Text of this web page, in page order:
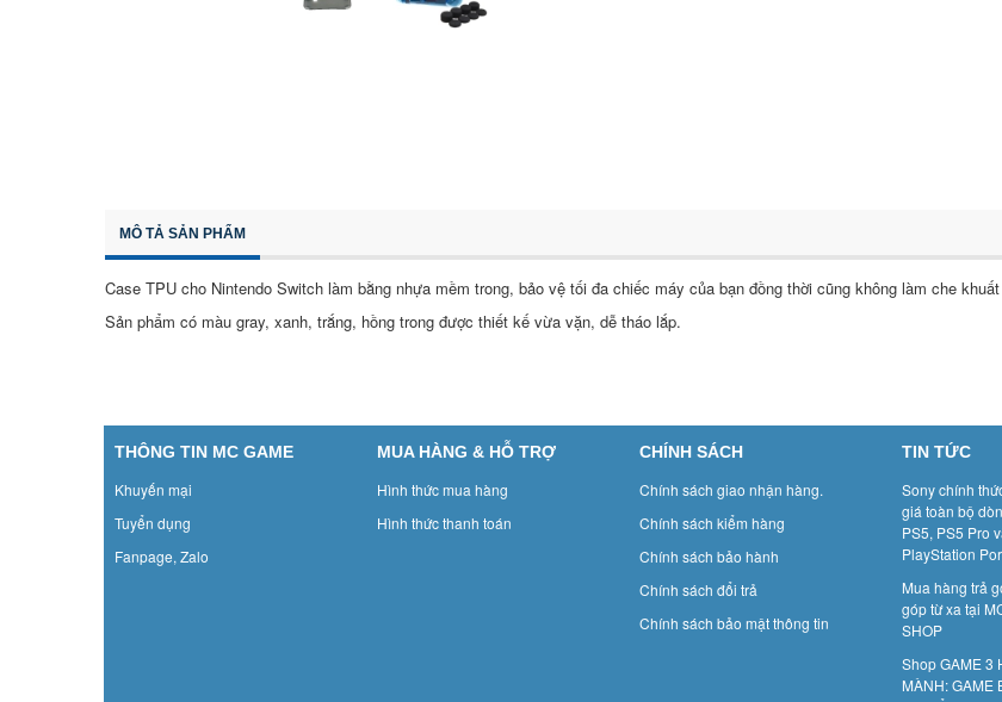
MÔ TẢ SẢN PHẨM
Case TPU cho Nintendo Switch làm bằng nhựa mềm trong, bảo vệ tối đa chiếc máy của bạn đồng thời cũng không làm che
Sản phẩm có màu gray, xanh, trắng, hồng trong được thiết kế vừa vặn, dễ tháo lắp.
THÔNG TIN MC GAME
Khuyến mại
Tuyển dụng
Fanpage, Zalo
MUA HÀNG & HỖ TRỢ
Hình thức mua hàng
Hình thức thanh toán
CHÍNH SÁCH
Chính sách giao nhận hàng.
Chính sách kiểm hàng
Chính sách bảo hành
Chính sách đổi trả
Chính sách bảo mật thông tin
TIN TỨC
Sony chính
giá toàn bộ
PS5, PS5 Pro
PlayStation
Mua hàng trả
góp từ xa tại
SHOP
Shop GAME 3
MÀNH: GAME